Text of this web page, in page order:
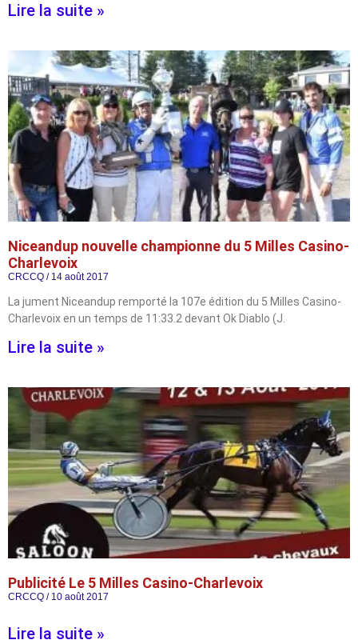
Lire la suite »
Niceandup nouvelle championne du 5 Milles Casino-
Charlevoix
CRCCQ 14 août 2017
La jument Niceandup remporté la 107e édition du 5 Milles Casino-
Charlevoix en un temps de 11:33.2 devant Ok Diablo (J.
Lire la suite »
Publicité Le 5 Milles Casino-Charlevoix
CRCCQ 10 août 2017
Lire la suite »